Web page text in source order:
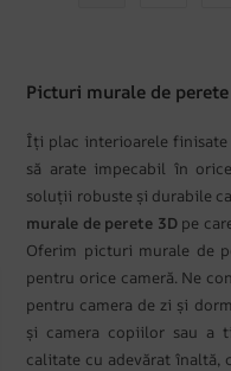
Picturi murale de
Îți plac interioarele finisate
să arate impecabil în
soluții robuste și durabile
murale de perete 3Dpe
Oferim picturi murale de
pentru orice cameră. Ne
pentru camera de zi și
și camera copiilor sau a
calitate cu adevărat înaltă,